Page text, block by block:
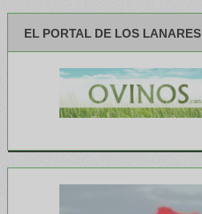
EL PORTAL DE LOS LANARES